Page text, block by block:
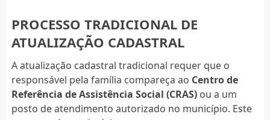
PROCESSO TRADICIONAL DE
ATUALIZAÇÃO CADASTRAL
A atualização cadastral tradicional requer que o
responsável pela família compareça ao Centro de
Referência de Assistência Social (CRAS)ou a um
posto de atendimento autorizado no município. Este